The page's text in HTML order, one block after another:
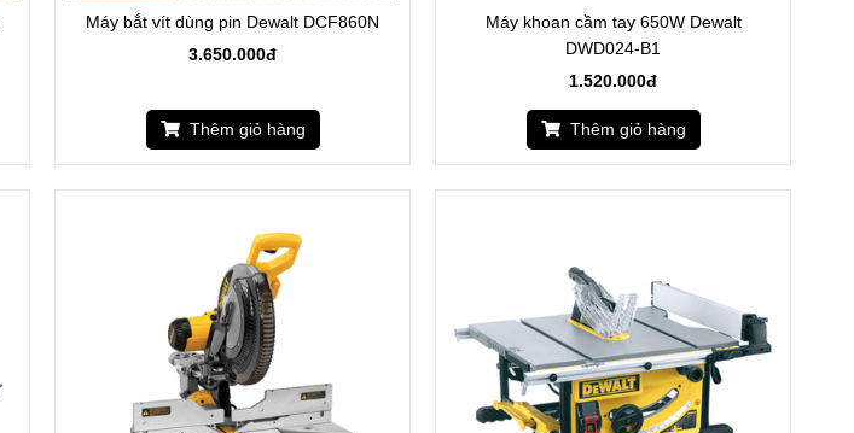
Máy bắt vít dùng pin Dewalt DCF860N
3.650.000đ
Thêm giỏ hàng
Máy khoan cầm tay 650W Dewalt
DWD024-B1
1.520.000đ
Thêm giỏ hàng